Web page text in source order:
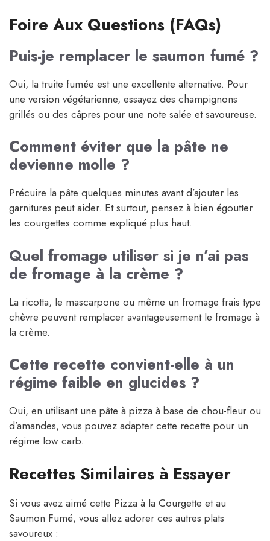
Foire Aux Questions (FAQs)
Puis-je remplacer le saumon fumé ?
Oui, la truite fumée est une excellente alternative. Pour
une version végétarienne, essayez des champignons
grillés ou des câpres pour une note salée et savoureuse.
Comment éviter que la pâte ne
devienne molle ?
Précuire la pâte quelques minutes avant d’ajouter les
garnitures peut aider. Et surtout, pensez à bien égoutter
les courgettes comme expliqué plus haut.
Quel fromage utiliser si je n’ai pas
de fromage à la crème ?
La ricotta, le mascarpone ou même un fromage frais type
chèvre peuvent remplacer avantageusement le fromage à
la crème.
Cette recette convient-elle à un
régime faible en glucides ?
Oui, en utilisant une pâte à pizza à base de chou-fleur ou
d’amandes, vous pouvez adapter cette recette pour un
régime low carb.
Recettes Similaires à Essayer
Si vous avez aimé cette Pizza à la Courgette et au
Saumon Fumé, vous allez adorer ces autres plats
savoureux :